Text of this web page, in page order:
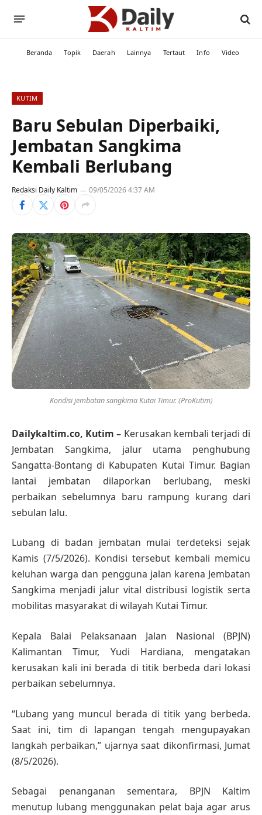
Beranda Topik Daerah Lainnya Tertaut Info Video
KUTIM
Baru Sebulan Diperbaiki,
Jembatan Sangkima
Kembali Berlubang
Redaksi Daily Kaltim 09/05/2026 4:37 AM
Kondisi jembatan sangkima Kutai Timur. (ProKutim)
Dailykaltim.co, Kutim – Kerusakan kembali terjadi di
Jembatan Sangkima, jalur utama penghubung
Sangatta-Bontang di Kabupaten Kutai Timur. Bagian
lantai jembatan dilaporkan berlubang, meski
perbaikan sebelumnya baru rampung kurang dari
sebulan lalu.
Lubang di badan jembatan mulai terdeteksi sejak
Kamis (7/5/2026). Kondisi tersebut kembali memicu
keluhan warga dan pengguna jalan karena Jembatan
Sangkima menjadi jalur vital distribusi logistik serta
mobilitas masyarakat di wilayah Kutai Timur.
Kepala Balai Pelaksanaan Jalan Nasional (BPJN)
Kalimantan Timur, Yudi Hardiana, mengatakan
kerusakan kali ini berada di titik berbeda dari lokasi
perbaikan sebelumnya.
“Lubang yang muncul berada di titik yang berbeda.
Saat ini, tim di lapangan tengah mengupayakan
langkah perbaikan,” ujarnya saat dikonfirmasi, Jumat
(8/5/2026).
Sebagai penanganan sementara, BPJN Kaltim
menutup lubang menggunakan pelat baja agar arus